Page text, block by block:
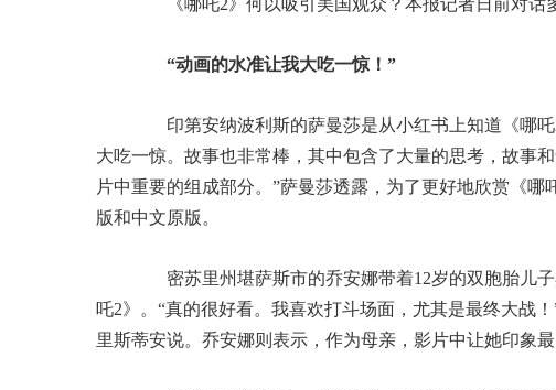
《哪吒2》何以吸引美国观众？本报记者日前对话
“动画的水准让我大吃一惊！”
印第安纳波利斯的萨曼莎是从小红书上知道《哪吒
大吃一惊。故事也非常棒，其中包含了大量的思考，故事
片中重要的组成部分。”萨曼莎透露，为了更好地欣赏《
版和中文原版。
密苏里州堪萨斯市的乔安娜带着12岁的双胞胎儿子
吒2》。“真的很好看。我喜欢打斗场面，尤其是最终大战
里斯蒂安说。乔安娜则表示，作为母亲，影片中让她印象